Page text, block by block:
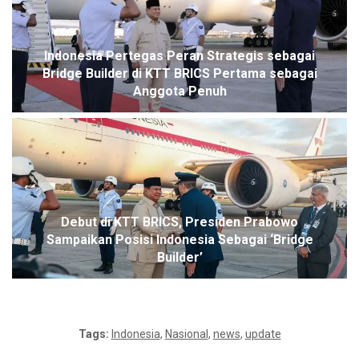
Indonesia Pertegas Peran Strategis sebagai
Bridge Builder di KTT BRICS Pertama sebagai
Anggota Penuh
Debut di KTT BRICS, Presiden Prabowo
Sampaikan Posisi Indonesia Sebagai ‘Bridge
Builder’
Tags: Indonesia, Nasional, news, update